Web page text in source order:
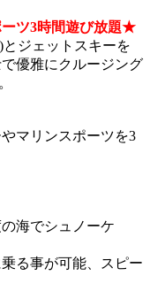
ーツ3時間遊び放題★
ジェットスキーを
優雅にクルージング
マリンスポーツを3
海でシュノーケ
る事が可能、スピー